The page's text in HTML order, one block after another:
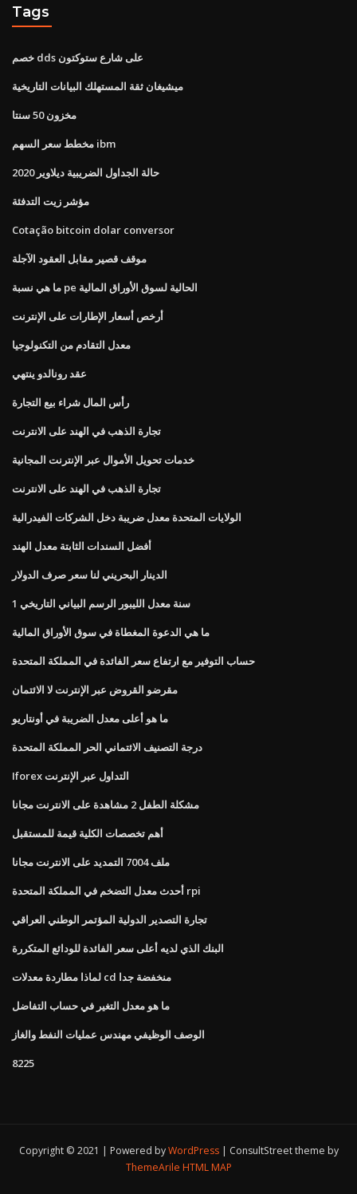
Tags
خصم dds على شارع ستوكتون
ميشيغان ثقة المستهلك البيانات التاريخية
مخزون 50 سنتا
مخطط سعر السهم ibm
حالة الجداول الضريبية ديلاوير 2020
مؤشر زيت التدفئة
Cotação bitcoin dolar conversor
موقف قصير مقابل العقود الآجلة
ما هي نسبة pe الحالية لسوق الأوراق المالية
أرخص أسعار الإطارات على الإنترنت
معدل التقادم من التكنولوجيا
عقد رونالدو ينتهي
رأس المال شراء بيع التجارة
تجارة الذهب في الهند على الانترنت
خدمات تحويل الأموال عبر الإنترنت المجانية
تجارة الذهب في الهند على الانترنت
الولايات المتحدة معدل ضريبة دخل الشركات الفيدرالية
أفضل السندات الثابتة معدل الهند
الدينار البحريني لنا سعر صرف الدولار
1 سنة معدل الليبور الرسم البياني التاريخي
ما هي الدعوة المغطاة في سوق الأوراق المالية
حساب التوفير مع ارتفاع سعر الفائدة في المملكة المتحدة
مقرضو القروض عبر الإنترنت لا الائتمان
ما هو أعلى معدل الضريبة في أونتاريو
درجة التصنيف الائتماني الحر المملكة المتحدة
Iforex التداول عبر الإنترنت
مشكلة الطفل 2 مشاهدة على الانترنت مجانا
أهم تخصصات الكلية قيمة للمستقبل
ملف 7004 التمديد على الانترنت مجانا
أحدث معدل التضخم في المملكة المتحدة rpi
تجارة التصدير الدولية المؤتمر الوطني العراقي
البنك الذي لديه أعلى سعر الفائدة للودائع المتكررة
لماذا مطاردة معدلات cd منخفضة جدا
ما هو معدل التغير في حساب التفاضل
الوصف الوظيفي مهندس عمليات النفط والغاز
8225
Copyright © 2021 | Powered byWordPress
ConsultStreet theme by
ThemeArile HTML MAP